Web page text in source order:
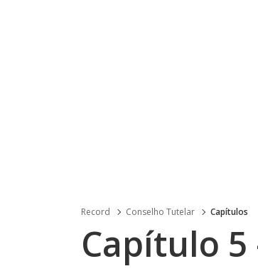
Record Conselho Tutelar Capítulos
Capítulo